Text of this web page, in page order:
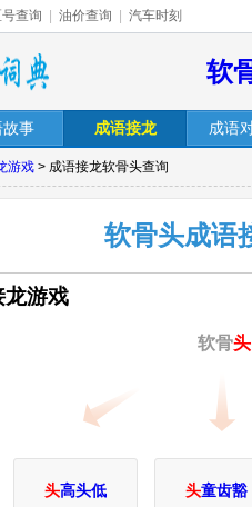
号查询 油价查询 汽车时刻
软
故事 成语接龙 成语
游戏 > 成语接龙软骨头查询
软骨头成语
龙游戏
软骨头
头高头低 头童齿豁